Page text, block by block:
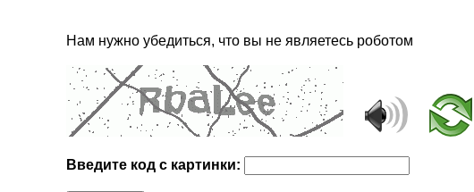
Нам нужно убедиться, что вы не являетесь роботом
Введите код с картинки: